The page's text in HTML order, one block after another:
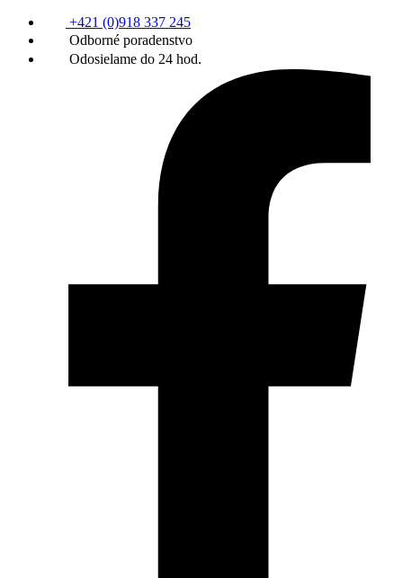
+421 (0)918 337 245
Odborné poradenstvo
Odosielame do 24 hod.